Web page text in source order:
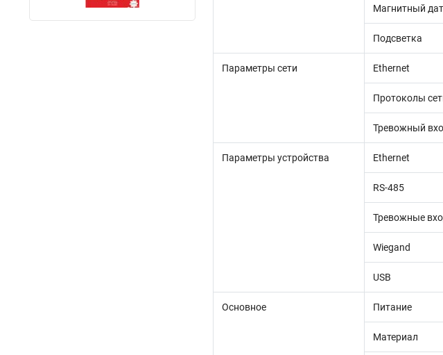
Магнитный
Подсветка
Параметры сети Ethernet
Протоколы
Тревожный
Параметры устройства Ethernet
RS-485
Тревожные
Wiegand
USB
Основное Питание
Материал